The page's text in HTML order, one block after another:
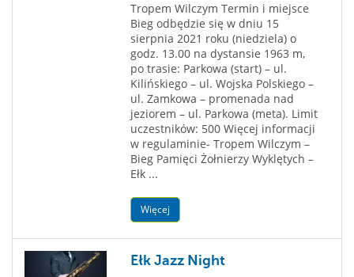
Tropem Wilczym Termin i miejsce
Bieg odbędzie się w dniu 15
sierpnia 2021 roku (niedziela) o
godz. 13.00 na dystansie 1963 m,
po trasie: Parkowa (start) – ul.
Kilińskiego – ul. Wojska Polskiego –
ul. Zamkowa – promenada nad
jeziorem – ul. Parkowa (meta). Limit
uczestników: 500 Więcej informacji
w regulaminie- Tropem Wilczym –
Bieg Pamięci Żołnierzy Wyklętych –
Ełk ...
Więcej
Ełk Jazz Night